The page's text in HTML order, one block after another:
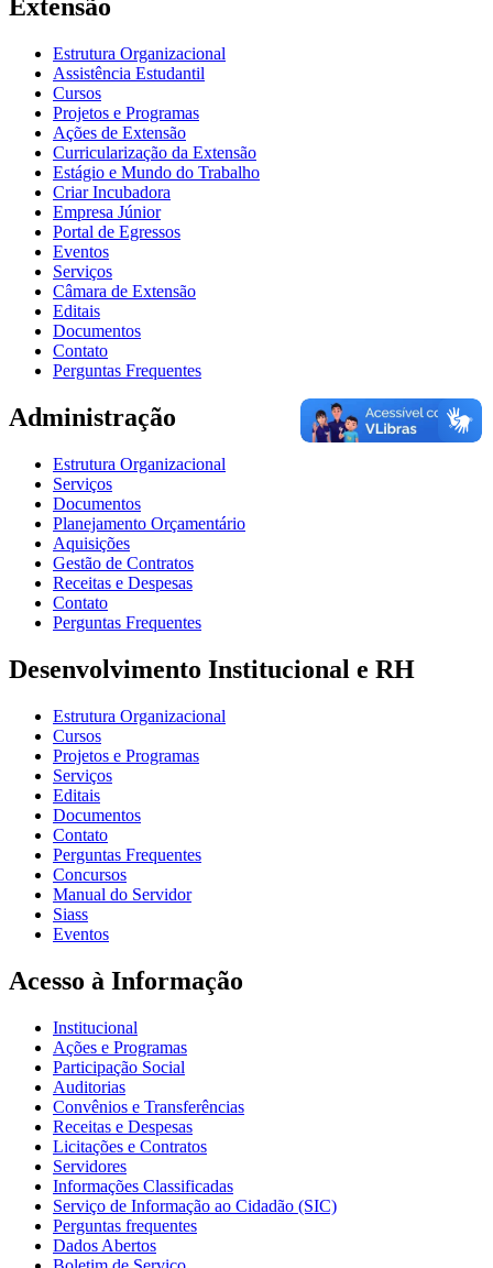
Extensão
Estrutura Organizacional
Assistência Estudantil
Cursos
Projetos e Programas
Ações de Extensão
Curricularização da Extensão
Estágio e Mundo do Trabalho
Criar Incubadora
Empresa Júnior
Portal de Egressos
Eventos
Serviços
Câmara de Extensão
Editais
Documentos
Contato
Perguntas Frequentes
Administração
Estrutura Organizacional
Serviços
Documentos
Planejamento Orçamentário
Aquisições
Gestão de Contratos
Receitas e Despesas
Contato
Perguntas Frequentes
Desenvolvimento Institucional e RH
Estrutura Organizacional
Cursos
Projetos e Programas
Serviços
Editais
Documentos
Contato
Perguntas Frequentes
Concursos
Manual do Servidor
Siass
Eventos
Acesso à Informação
Institucional
Ações e Programas
Participação Social
Auditorias
Convênios e Transferências
Receitas e Despesas
Licitações e Contratos
Servidores
Informações Classificadas
Serviço de Informação ao Cidadão (SIC)
Perguntas frequentes
Dados Abertos